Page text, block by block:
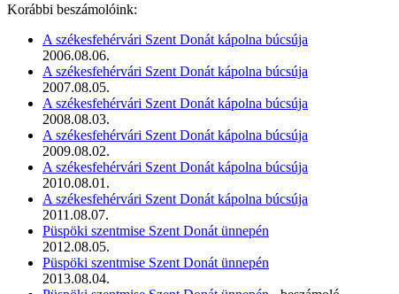
Korábbi beszámolóink:
A székesfehérvári Szent Donát kápolna búcsúja
2006.08.06.
A székesfehérvári Szent Donát kápolna búcsúja
2007.08.05.
A székesfehérvári Szent Donát kápolna búcsúja
2008.08.03.
A székesfehérvári Szent Donát kápolna búcsúja
2009.08.02.
A székesfehérvári Szent Donát kápolna búcsúja
2010.08.01.
A székesfehérvári Szent Donát kápolna búcsúja
2011.08.07.
Püspöki szentmise Szent Donát ünnepén
2012.08.05.
Püspöki szentmise Szent Donát ünnepén
2013.08.04.